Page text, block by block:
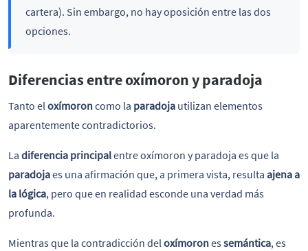
cartera). Sin embargo, no hay oposición entre las dos
opciones.
Diferencias entre oxímoron y paradoja
Tanto eloxímoroncomo la paradoja utilizan elementos
aparentemente contradictorios.
La diferencia principalentre oxímoron y paradoja es que la
paradojaes una afirmación que, a primera vista, resulta ajena a
la lógica, pero que en realidad esconde una verdad más
profunda.
Mientras que la contradicción deloxímoronessemántica, es